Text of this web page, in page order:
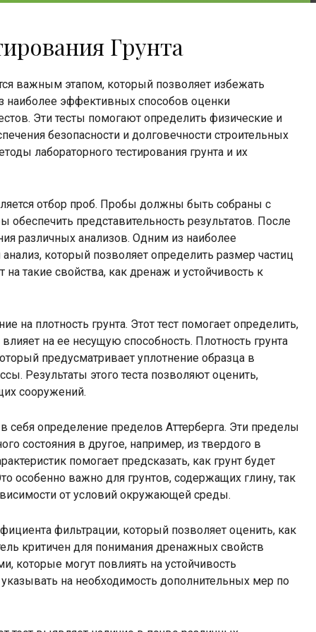
Грунта
важным этапом, который позволяет избежать
эффективных способов оценки
Эти тесты помогают определить физические и
безопасности и долговечности строительных
лабораторного тестирования грунта и их
отбор проб. Пробы должны быть собраны с
представительность результатов. После
различных анализов. Одним из наиболее
который позволяет определить размер частиц
на такие свойства, как дренаж и устойчивость к
на плотность грунта. Этот тест помогает определить,
на ее несущую способность. Плотность грунта
предусматривает уплотнение образца в
Результаты этого теста позволяют оценить,
сооружений.
себя определение пределов Аттерберга. Эти пределы
состояния в другое, например, из твердого в
помогает предсказать, как грунт будет
особенно важно для грунтов, содержащих глину, так
от условий окружающей среды.
фильтрации, который позволяет оценить, как
критичен для понимания дренажных свойств
могут повлиять на устойчивость
на необходимость дополнительных мер по